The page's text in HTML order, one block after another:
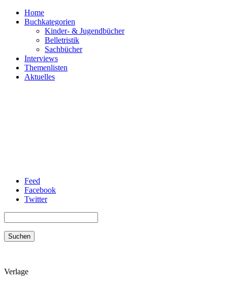
Home
Buchkategorien
Kinder- & Jugendbücher
Belletristik
Sachbücher
Interviews
Themenlisten
Aktuelles
Feed
Facebook
Twitter
Suchen
Verlage